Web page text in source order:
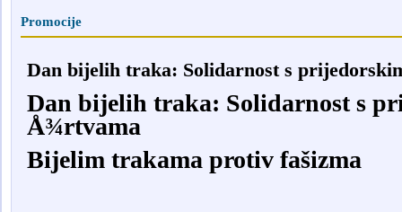
Promocije
Dan bijelih traka: Solidarnost s
Dan bijelih traka: Solidarnost s
Å¾rtvama
Bijelim trakama protiv fašizma